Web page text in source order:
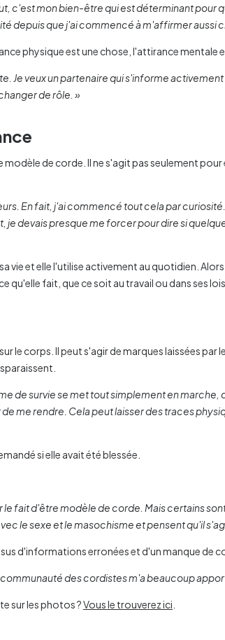
c'est mon bien-être qui est déterminant pour
depuis que j'ai commencé à m'affirmer aussi
physique est une chose, l'attirance mentale
Je veux un partenaire qui s'informe
de rôle. »
de corde. Il ne s'agit pas seulement
En fait, j'ai commencé tout cela par
je devais presque me forcer pour dire si
et elle l'utilise activement au quotidien.
fait, que ce soit au travail ou dans ses
le corps. Il peut s'agir de marques laissées
de survie se met tout simplement en
me rendre. Cela peut laisser des traces
si elle avait été blessée.
le fait d'être modèle de corde. Mais certains
le sexe et le masochisme et pensent qu'il
d'informations erronées et d'un manque de
des cordistes m'a beaucoup
sur les photos ?Vous le trouverez ici